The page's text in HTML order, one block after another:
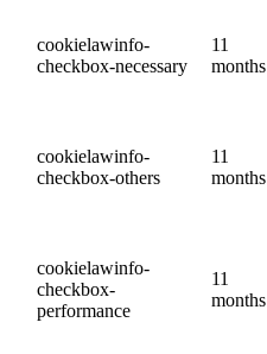
cookielawinfo-
checkbox-necessary
11
months
cookielawinfo-
checkbox-others
11
months
cookielawinfo-
checkbox-
performance
11
months